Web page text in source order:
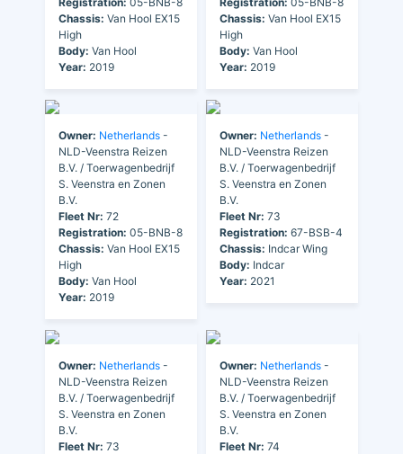
Chassis: Van Hool EX15
High
Body: Van Hool
Year: 2019
Chassis: Van Hool EX15
High
Body: Van Hool
Year: 2019
Owner: Netherlands -
NLD-Veenstra Reizen
B.V. / Toerwagenbedrijf
S. Veenstra en Zonen
B.V.
Fleet Nr: 72
Registration: 05-BNB-8
Chassis: Van Hool EX15
High
Body: Van Hool
Year: 2019
Owner: Netherlands -
NLD-Veenstra Reizen
B.V. / Toerwagenbedrijf
S. Veenstra en Zonen
B.V.
Fleet Nr: 73
Registration: 67-BSB-4
Chassis: Indcar Wing
Body: Indcar
Year: 2021
Owner: Netherlands -
NLD-Veenstra Reizen
B.V. / Toerwagenbedrijf
S. Veenstra en Zonen
B.V.
Fleet Nr: 73
Owner: Netherlands -
NLD-Veenstra Reizen
B.V. / Toerwagenbedrijf
S. Veenstra en Zonen
B.V.
Fleet Nr: 74